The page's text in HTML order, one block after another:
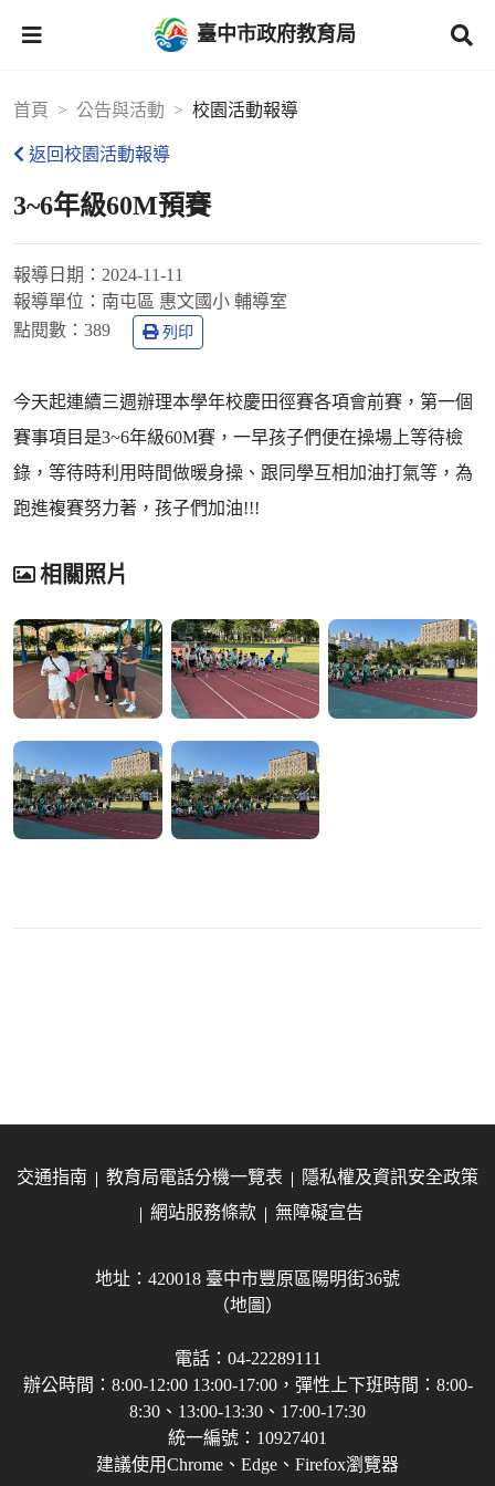
臺中市政府教育局
首頁 公告與活動 校園活動報導
返回校園活動報導
3~6年級60M預賽
報導日期： 2024-11-11
報導單位： 南屯區 惠文國小 輔導室
點閱數： 389 列印
今天起連續三週辦理本學年校慶田徑賽各項會前賽，第一個
賽事項目是3~6年級60M賽，一早孩子們便在操場上等待檢
錄，等待時利用時間做暖身操、跟同學互相加油打氣等，為
跑進複賽努力著，孩子們加油!!!
相關照片
交通指南 教育局電話分機一覽表
隱私權及資訊安全政策
網站服務條款
無障礙宣告
地址：420018 臺中市豐原區陽明街36號
（地圖）
電話：04-22289111
辦公時間：8:00-12:00 13:00-17:00，彈性上下班時間：8:00-
8:30、13:00-13:30、17:00-17:30
統一編號：10927401
建議使用Chrome、Edge、Firefox瀏覽器